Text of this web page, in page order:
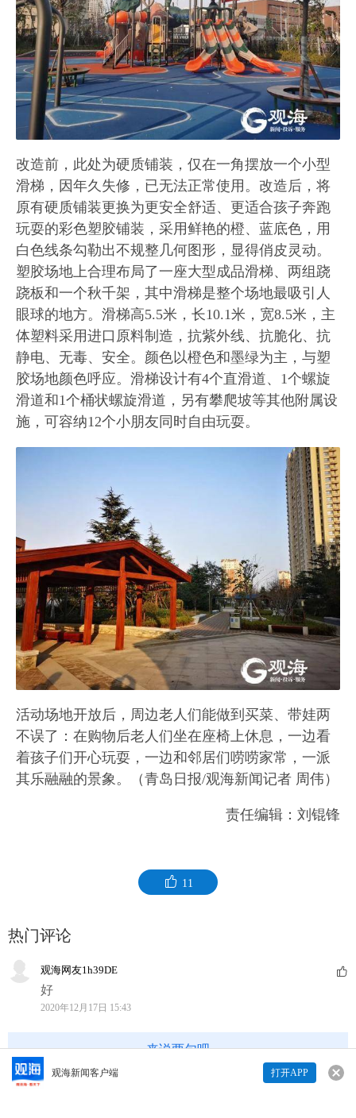
观海新闻客户端 打开APP
改造前，此处为硬质铺装，仅在一角摆放一个小型
滑梯，因年久失修，已无法正常使用。改造后，将
原有硬质铺装更换为更安全舒适、更适合孩子奔跑
玩耍的彩色塑胶铺装，采用鲜艳的橙、蓝底色，用
白色线条勾勒出不规整几何图形，显得俏皮灵动。
塑胶场地上合理布局了一座大型成品滑梯、两组跷
跷板和一个秋千架，其中滑梯是整个场地最吸引人
眼球的地方。滑梯高5.5米，长10.1米，宽8.5米，主
体塑料采用进口原料制造，抗紫外线、抗脆化、抗
静电、无毒、安全。颜色以橙色和墨绿为主，与塑
胶场地颜色呼应。滑梯设计有4个直滑道、1个螺旋
滑道和1个桶状螺旋滑道，另有攀爬坡等其他附属设
施，可容纳12个小朋友同时自由玩耍。
活动场地开放后，周边老人们能做到买菜、带娃两
不误了：在购物后老人们坐在座椅上休息，一边看
着孩子们开心玩耍，一边和邻居们唠唠家常，一派
其乐融融的景象。（青岛日报/观海新闻记者 周伟）
责任编辑：刘锟锋
11
热门评论
观海网友1h39DE
好
2020年12月17日 15:43
来说两句吧
来说两句吧...